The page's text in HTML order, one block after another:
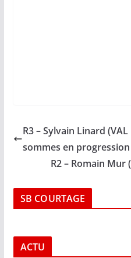
R3 – Sylvain Linard (VAL
sommes en
R2 – Romain Mur
SB COURTAGE
ACTU